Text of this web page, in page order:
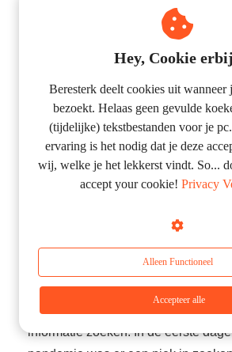
Google's May 2020 Core Update
grootste updates van de afgelopen
veel websites zware ranking flux en
hoogste Core Update na de
Google May 2020 Core Update
De uitbraak van COVID-19 heeft
gehad op de manier waarop
informatie zoeken. In de eerste
Hey, Cookie
Beresterk deelt cookies uit wanneer
bezoekt. Helaas geen gevulde
(tijdelijke) tekstbestanden voor je
ervaring is het nodig dat je deze
wij, welke je het lekkerst vindt. So...
accept your cookie! Privacy
Alleen Functioneel
Accepteer alle